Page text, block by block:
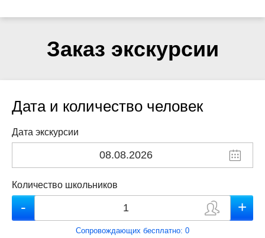
Заказ экскурсии
Дата и количество человек
Дата экскурсии
Количество школьников
Сопровождающих бесплатно: 0